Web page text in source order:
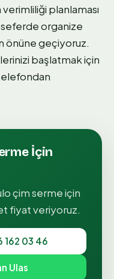
planlaması
organize
önüne geçiyoruz.
başlatmak için
İçin
çim sermeiçin
fiyat veriyoruz.
162 03 46
Ulas